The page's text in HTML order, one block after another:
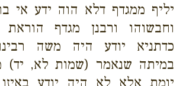
יליף ממגדף דלא הוה ידע אי
וחבשוהו ורבנן מגדף
כדתניא יודע היה משה
במיתה שנאמר (שמות לא, יד)